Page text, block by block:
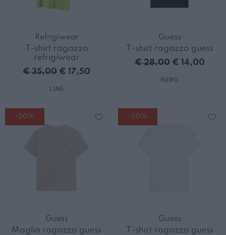
Refrigiwear
T-shirt ragazzo
refrigiwear
€ 35,00 € 17,50
LIME
Guess
T-shirt ragazzo guess
€ 28,00 € 14,00
NERO
-50%
Guess
Maglia ragazzo guess
-50%
Guess
T-shirt ragazzo guess